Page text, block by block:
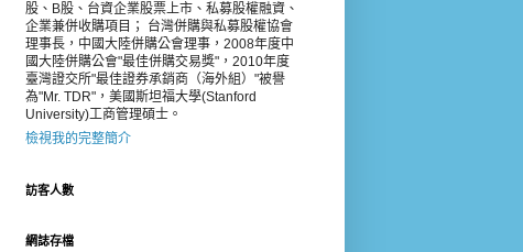
股、B股、台資企業股票上市、私募股權融資、
企業兼併收購項目； 台灣併購與私募股權協會
理事長，中國大陸併購公會理事，2008年度中
國大陸併購公會"最佳併購交易獎"，2010年度
臺灣證交所"最佳證券承銷商（海外組）"被譽
為"Mr. TDR"，美國斯坦福大學(Stanford
University)工商管理碩士。
檢視我的完整簡介
訪客人數
網誌存檔